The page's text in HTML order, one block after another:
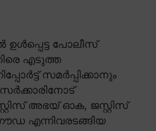
പോലീസ്
എടുത്ത
സമർപ്പിക്കാനും
അഭയ് ഓക, ജസ്റ്റിസ്
എന്നിവരടങ്ങിയ